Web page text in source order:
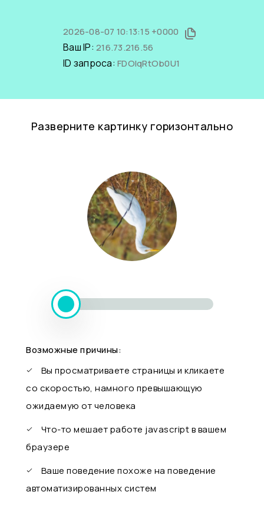
2026-08-07 10:13:15 +0000
Ваш IP: 216.73.216.56
ID запроса: FDOIqRtOb0U1
Разверните картинку горизонтально
Возможные причины:
Вы просматриваете страницы и кликаете
со скоростью, намного превышающую
ожидаемую от человека
Что-то мешает работе javascript в вашем
браузере
Ваше поведение похоже на поведение
автоматизированных систем